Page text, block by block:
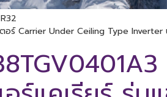
อร์ Carrier Under Ceiling Type